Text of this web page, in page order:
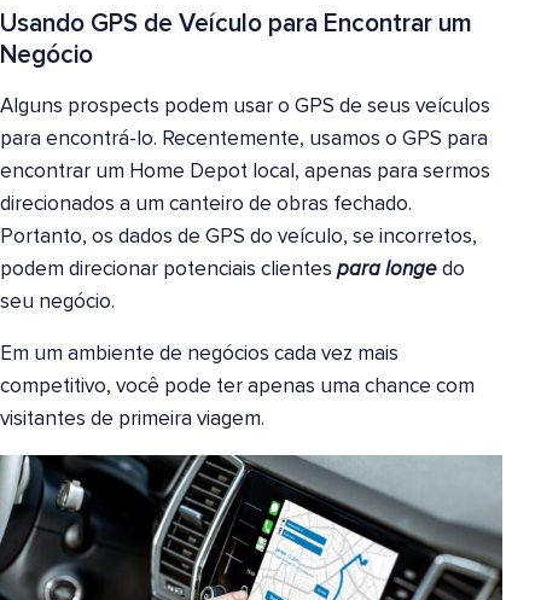
Usando GPS de Veículo para Encontrar um
Negócio
Alguns prospects podem usar o GPS de seus veículos
para encontrá-lo. Recentemente, usamos o GPS para
encontrar um Home Depot local, apenas para sermos
direcionados a um canteiro de obras fechado.
Portanto, os dados de GPS do veículo, se incorretos,
podem direcionar potenciais clientes para longe do
seu negócio.
Em um ambiente de negócios cada vez mais
competitivo, você pode ter apenas uma chance com
visitantes de primeira viagem.